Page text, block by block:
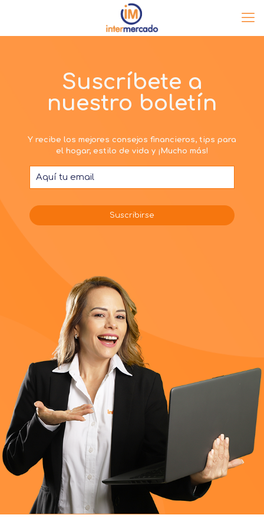
Suscríbete a
nuestro boletín
Y recibe los mejores consejos financieros, tips para
el hogar, estilo de vida y ¡Mucho más!